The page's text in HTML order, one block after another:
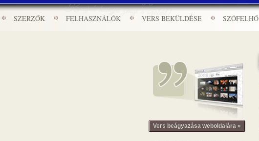
SZERZŐK FELHASZNÁLÓK VERS BEKÜLDÉSE SZÓFELHŐ
Vers beágyazása weboldalára »